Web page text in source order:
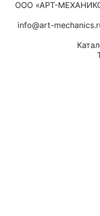
ООО «АРТ-
info@art-